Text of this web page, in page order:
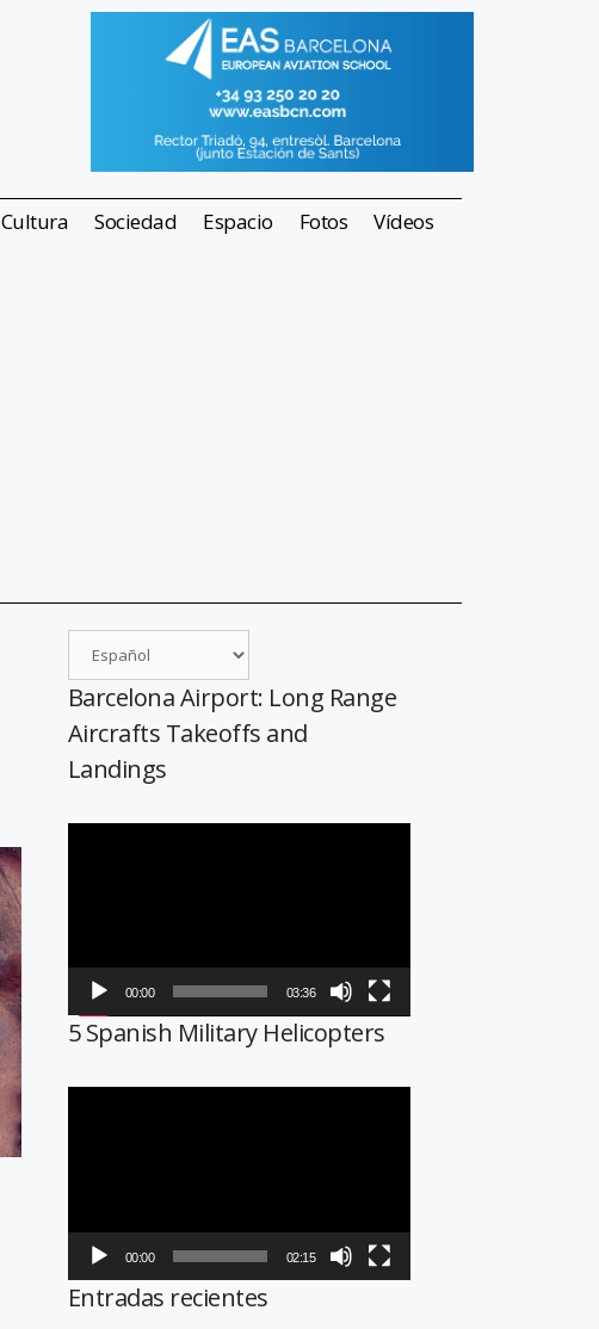
Cultura Sociedad Espacio Fotos Vídeos
Barcelona Airport: Long Range
Aircrafts Takeoffs and
Landings
00:00 03:36
5 Spanish Military Helicopters
00:00 02:15
Entradas recientes